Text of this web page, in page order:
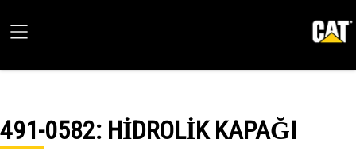
491-0582: HİDROLİK KAPAĞI